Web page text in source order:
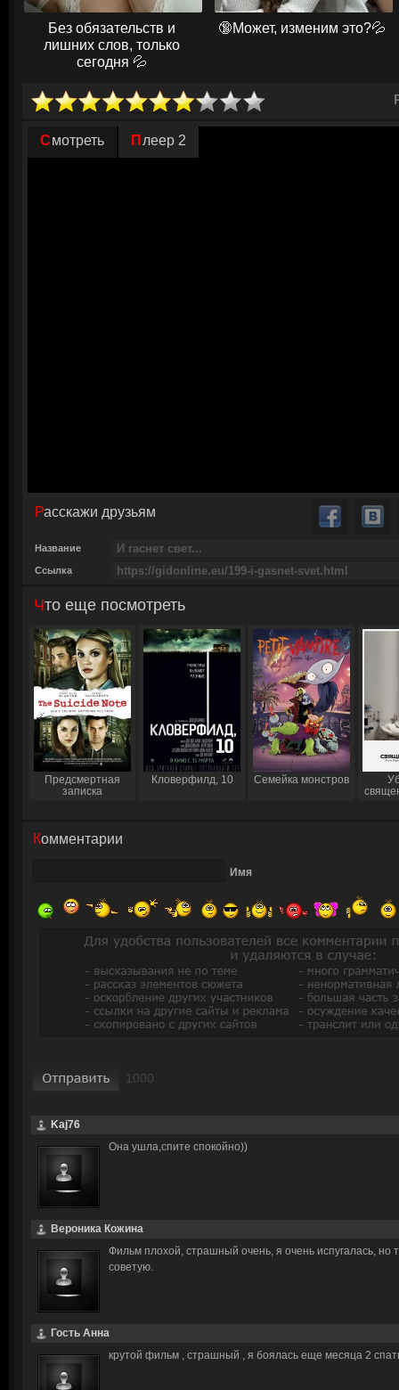
Без обязательств и
лишних слов, только
сегодня 💦
🔞Может, изменим это?💦
Смотреть Плеер 2
Расскажи друзьям
Название
Ссылка
Что еще посмотреть
Предсмертная
записка
Кловерфилд, 10 Семейка монстров
Комментарии
Имя
Kaj76
Она ушла,спите спокойно))
Вероника Кожина
Фильм плохой, страшный очень, я очень испугалась, но
советую.
Гость Анна
крутой фильм , страшный , я боялась еще месяца 2